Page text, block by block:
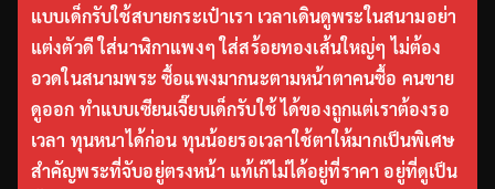
แบบเด็กรับใช้สบายกระเป๋าเรา เวลาเดินดูพระในสนามอย่า
แต่งตัวดี ใส่นาฬิกาแพงๆ ใส่สร้อยทองเส้นใหญ่ๆ ไม่ต้อง
อวดในสนามพระ ซื้อแพงมากนะตามหน้าตาคนซื้อ คนขาย
ดูออก ทำแบบเซียนเจี๊ยบเด็กรับใช้ ได้ของถูกแต่เราต้องรอ
เวลา ทุนหนาได้ก่อน ทุนน้อยรอเวลาใช้ตาให้มากเป็นพิเศษ
สำคัญพระที่จับอยู่ตรงหน้า แท้เก๊ไม่ได้อยู่ที่ราคา อยู่ที่ดูเป็น